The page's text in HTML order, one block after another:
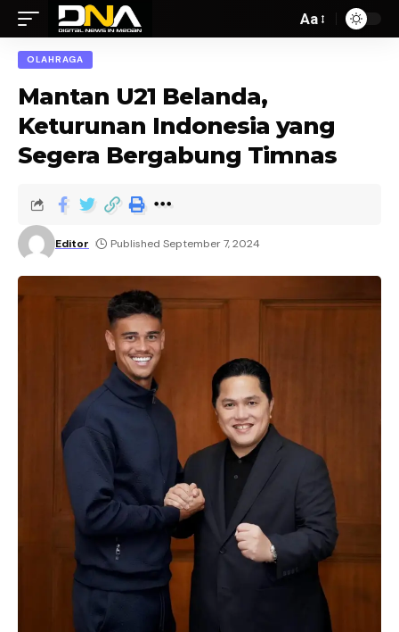
Aa
OLAHRAGA
Mantan U21 Belanda,
Keturunan Indonesia yang
Segera Bergabung Timnas
Editor Published September 7, 2024